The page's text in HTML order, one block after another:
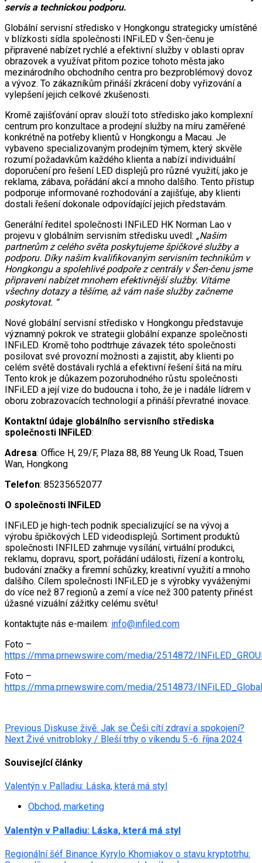
servis a technickou podporu.
Globální servisní středisko v Hongkongu strategicky umístěné
v blízkosti sídla společnosti INFiLED v Šen-čenu je
připravené nabízet rychlé a efektivní služby v oblasti oprav
obrazovek a využívat přitom pozice tohoto města jako
mezinárodního obchodního centra pro bezproblémový dovoz
a vývoz. To zákazníkům přináší zkrácení doby vyřizování a
vylepšení jejich celkové zkušenosti.
Kromě zajišťování oprav slouží toto středisko jako komplexní
centrum pro konzultace a prodejní služby na míru zaměřené
konkrétně na potřeby klientů v Hongkongu a Macau. Je
vybaveno specializovaným prodejním týmem, který skvěle
rozumí požadavkům každého klienta a nabízí individuální
doporučení pro řešení LED displejů pro různé využití, jako je
reklama, zábava, pořádání akcí a mnoho dalšího. Tento přístup
podporuje informované rozhodování a zajišťuje, aby klienti
dostali řešení dokonale odpovídající jejich představám.
Generální ředitel společnosti INFiLED HK Norman Lao v
projevu v globálním servisním středisku uvedl: „Našim
partnerům z celého světa poskytujeme špičkové služby a
podporu. Díky našim kvalifikovaným servisním technikům v
Hongkongu a spolehlivé podpoře z centrály v Šen-čenu jsme
připraveni nabízet mnohem efektivnější služby. Vítáme
všechny dotazy a těšíme, až vám naše služby začneme
poskytovat. “
Nové globální servisní středisko v Hongkongu představuje
významný pokrok ve strategii globální expanze společnosti
INFiLED. Kromě toho podtrhuje závazek této společnosti
posilovat své provozní možnosti a zajistit, aby klienti po
celém světě dostávali rychlá a efektivní řešení šitá na míru.
Tento krok je důkazem pozoruhodného růstu společnosti
INFiLED a její vize do budoucna i toho, že je i nadále lídrem v
oboru zobrazovacích technologií a přináší převratné inovace.
Kontaktní údaje globálního servisního střediska
společnosti INFiLED:
Adresa: Office H, 29/F, Plaza 88, 88 Yeung Uk Road, Tsuen
Wan, Hongkong
Telefon: 85235652077
O společnosti INFiLED
INFiLED je high-tech podnik specializující se na vývoj a
výrobu špičkových LED videodisplejů. Sortiment produktů
společnosti INFILED zahrnuje vysílání, virtuální produkci,
reklamu, dopravu, sport, pořádání události, řízení a kontrolu,
budování značky a firemní schůzky, kreativní využití a mnoho
dalšího. Cílem společnosti INFiLED je s výrobky vyváženými
do více než 87 regionů a zemí a více než 300 patenty přinést
úžasné vizuální zážitky celému světu!
kontaktujte nás e-mailem: info@infiled.com
Foto –
https://mma.prnewswire.com/media/2514872/
Foto –
https://mma.prnewswire.com/media/2514873/
Post
navigation
Previous Diskuse živě: Jak se Češi cítí zdraví a spokojení?
Next Živé vnitrobloky / Bleší trhy o víkendu 5.-6. října 2024
Související články
Valentýn v Palladiu: Láska, která má styl
Obchod, marketing
Valentýn v Palladiu: Láska, která má styl
Regionální šéf Binance Kyrylo Khomiakov o stavu kryptotrhu: